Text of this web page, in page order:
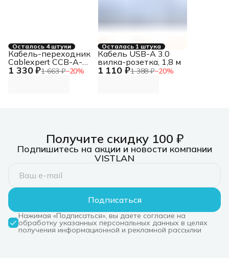
Осталось 4 штуки
1 330 ₽1 663 ₽−20%
Кабель-переходник
Cablexpert CCB-A-
CM-HDMI-1.8M с
Осталась 1 штука
1 110 ₽1 388 ₽−20%
Кабель USB-A 3.0
вилка-розетка, 1,8 м
Получите скидку 100 ₽
Подпишитесь на акции и новости компании
VISTLAN
Подписаться
Нажимая «Подписаться», вы даете согласие на
обработку указанных персональных данных в целях
получения информационной и рекламной рассылки